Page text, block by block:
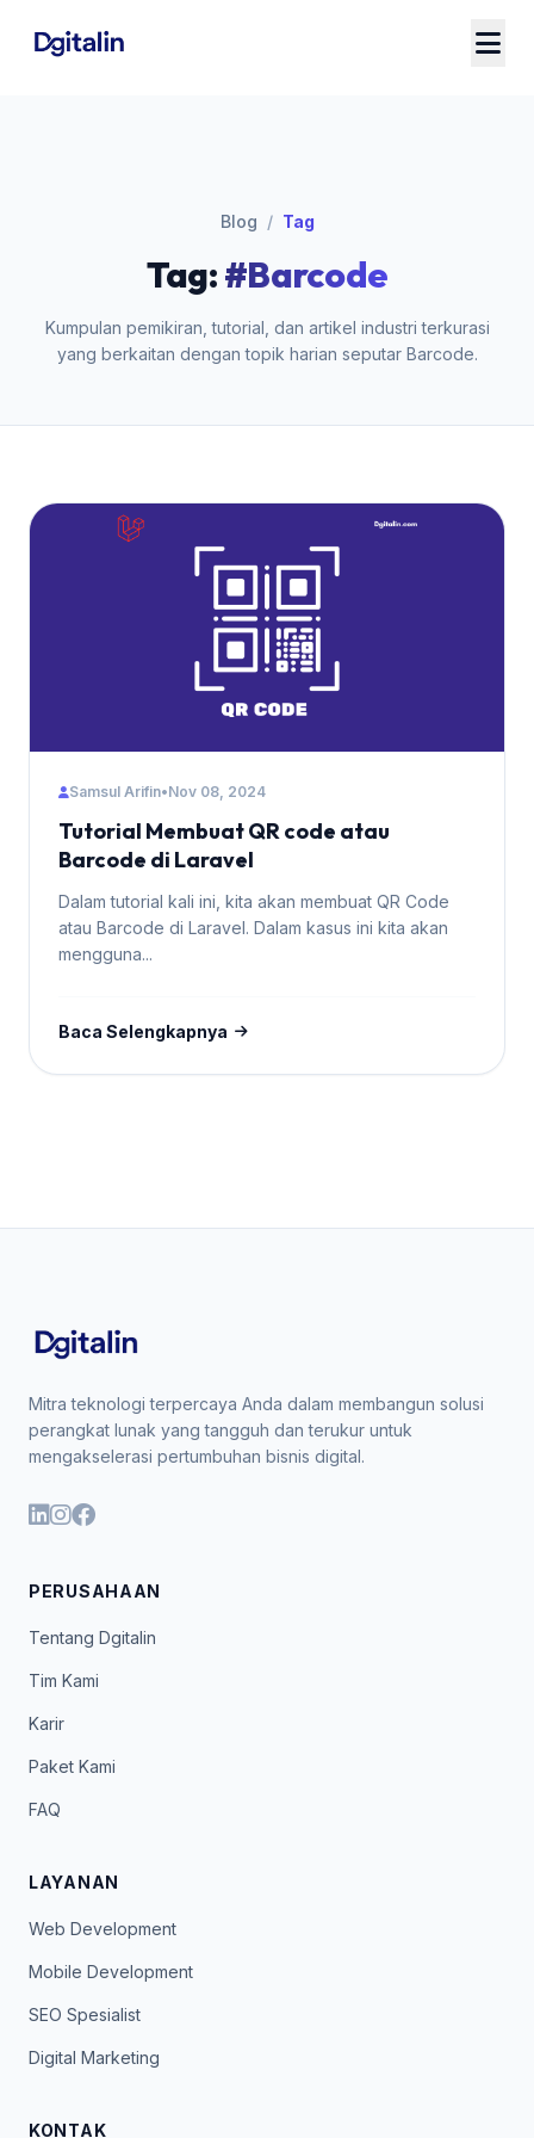
Blog / Tag
Tag:#Barcode
Kumpulan pemikiran, tutorial, dan artikel industri terkurasi
yang berkaitan dengan topik harian seputar Barcode.
Samsul Arifin•Nov 08, 2024
Tutorial Membuat QR code atau
Barcode di Laravel
Dalam tutorial kali ini, kita akan membuat QR Code
atau Barcode di Laravel. Dalam kasus ini kita akan
mengguna...
Baca Selengkapnya
Mitra teknologi terpercaya Anda dalam membangun solusi
perangkat lunak yang tangguh dan terukur untuk
mengakselerasi pertumbuhan bisnis digital.
PERUSAHAAN
Tentang Dgitalin
Tim Kami
Karir
Paket Kami
FAQ
LAYANAN
Web Development
Mobile Development
SEO Spesialist
Digital Marketing
KONTAK